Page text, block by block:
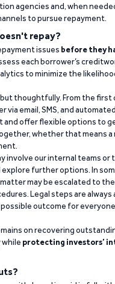
agencies and, when
to pursue repayment.
repay?
issues before they
each borrower’s
to minimize the
thoughtfully. From the first
email, SMS, and
and offer flexible options to
whether that means a
involve our internal teams or
further options. In
may be escalated to
Legal steps are always
outcome for everyone
on recovering
protecting investors’